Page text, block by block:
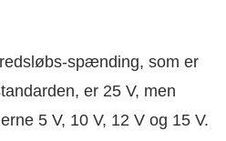
spænding, som er
er 25 V, men
5 V, 10 V, 12 V og 15 V.